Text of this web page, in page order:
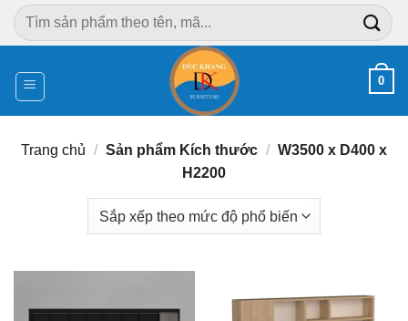
Chuyển
đến
dung
Tìm
kiếm:
0
Trang chủ / Sản phẩm Kích thước / W3500 x D400 x
H2200